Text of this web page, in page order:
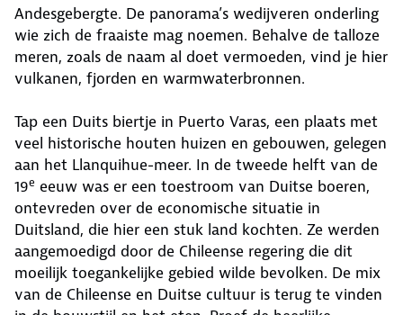
Andesgebergte. De panorama’s wedijveren onderling
wie zich de fraaiste mag noemen. Behalve de talloze
meren, zoals de naam al doet vermoeden, vind je hier
vulkanen, fjorden en warmwaterbronnen.
Tap een Duits biertje in Puerto Varas, een plaats met
veel historische houten huizen en gebouwen, gelegen
aan het Llanquihue-meer. In de tweede helft van de
19e eeuw was er een toestroom van Duitse boeren,
ontevreden over de economische situatie in
Duitsland, die hier een stuk land kochten. Ze werden
aangemoedigd door de Chileense regering die dit
moeilijk toegankelijke gebied wilde bevolken. De mix
van de Chileense en Duitse cultuur is terug te vinden